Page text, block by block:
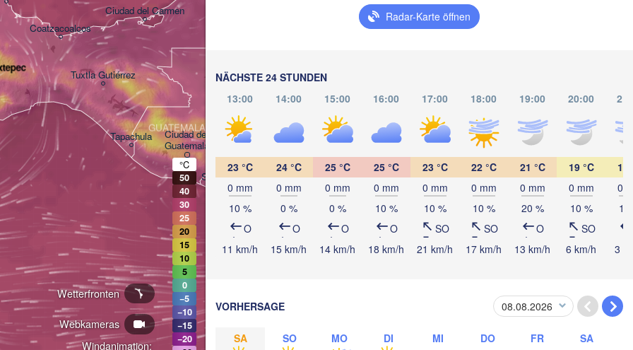
Radar-Karte öffnen
NÄCHSTE 24 STUNDEN
13:00
14:00 15:00 16:00 17:00 18:00 19:00 20:00
23 °C
0 mm
10 %
O
11 km/h
24 °C
0 mm
0 %
O
15 km/h
25 °C
0 mm
0 %
O
14 km/h
25 °C
0 mm
10 %
O
18 km/h
23 °C
0 mm
10 %
SO
21 km/h
22 °C
0 mm
10 %
SO
17 km/h
21 °C
0 mm
20 %
O
13 km/h
19 °C
0 mm
10 %
SO
6 km/h
18
0
10
3
VORHERSAGE
SA SO MO DI MI DO FR SA
Windanimation:
Webkameras
Wetterfronten
Ciudad de
Guatemala
Tuxtla Gutiérrez
Tapachula
Coatzacoalcos
Ciudad del Carmen
GUATEMALA
Tegucigalpa
Managua
San Pedro Sula
San Salvador
Catacamas
NICARAGUA
Panamá
°C
50
40
30
25
20
15
10
5
0
−5
−10
−15
−20